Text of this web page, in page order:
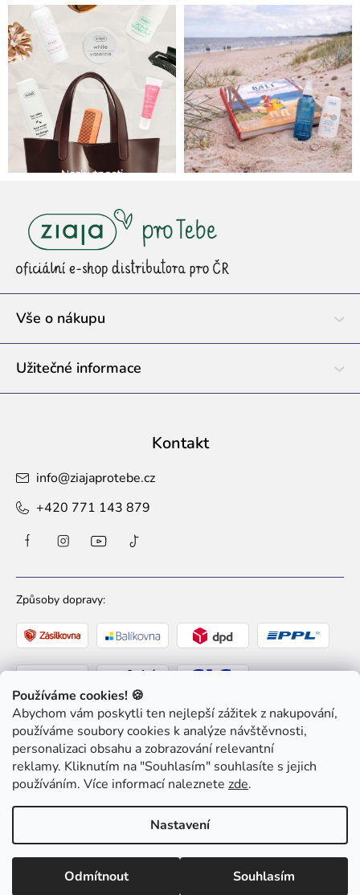
Používáme cookies! 🍪
Abychom vám poskytli ten nejlepší zážitek z nakupování,
používáme soubory cookies k analýze návštěvnosti,
personalizaci obsahu a zobrazování relevantní
reklamy. Kliknutím na "Souhlasím" souhlasíte s jejich
používáním. Více informací naleznete zde.
Nastavení
Odmítnout Souhlasím
t
Vše o nákupu
Užitečné informace
Kontakt
info@ziajaprotebe.cz
+420 771 143 879
Způsoby dopravy:
Způsoby platby:
| mime digital
Ziaja pro Tebe
vyhrazena.Upravit nastavení cookies